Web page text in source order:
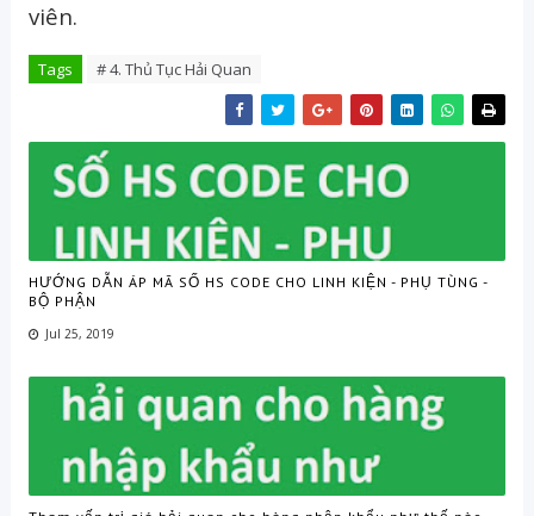
viên.
Tags # 4. Thủ Tục Hải Quan
HƯỚNG DẪN ÁP MÃ SỐ HS CODE CHO LINH KIỆN - PHỤ TÙNG -
BỘ PHẬN
Jul 25, 2019